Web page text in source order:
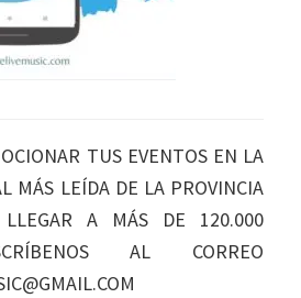
TUS EVENTOS EN LA
MÁS LEÍDA DE LA PROVINCIA
A MÁS DE 120.000
AL CORREO